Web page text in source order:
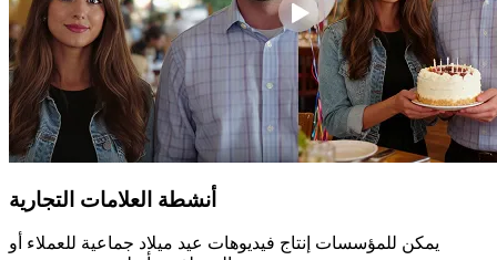
أنشطة العلامات التجارية
يمكن للمؤسسات إنتاج فيديوهات عيد ميلاد جماعية للعملاء أو